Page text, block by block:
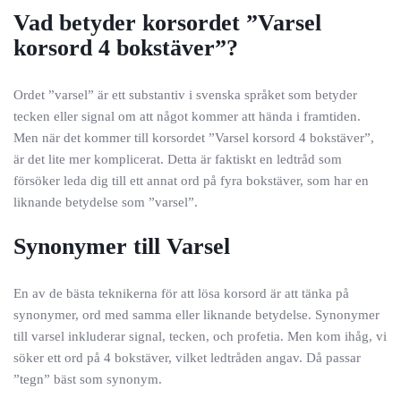
Vad betyder korsordet ”Varsel
korsord 4 bokstäver”?
Ordet ”varsel” är ett substantiv i svenska språket som betyder
tecken eller signal om att något kommer att hända i framtiden.
Men när det kommer till korsordet ”Varsel korsord 4 bokstäver”,
är det lite mer komplicerat. Detta är faktiskt en ledtråd som
försöker leda dig till ett annat ord på fyra bokstäver, som har en
liknande betydelse som ”varsel”.
Synonymer till Varsel
En av de bästa teknikerna för att lösa korsord är att tänka på
synonymer, ord med samma eller liknande betydelse. Synonymer
till varsel inkluderar signal, tecken, och profetia. Men kom ihåg, vi
söker ett ord på 4 bokstäver, vilket ledtråden angav. Då passar
”tegn” bäst som synonym.